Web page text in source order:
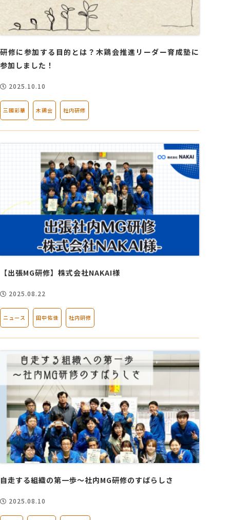
研修に参加する目的とは？木鶏会推進リーダー育成塾に
参加しました！
2025.10.10
三國彩華 木鶏会 社内研修
【出張MG研修】株式会社NAKAI様
2025.08.22
ニュース 田中佑佳 社内研修
自走する組織の第一歩～社内MG研修のすばらしさ
2025.08.10